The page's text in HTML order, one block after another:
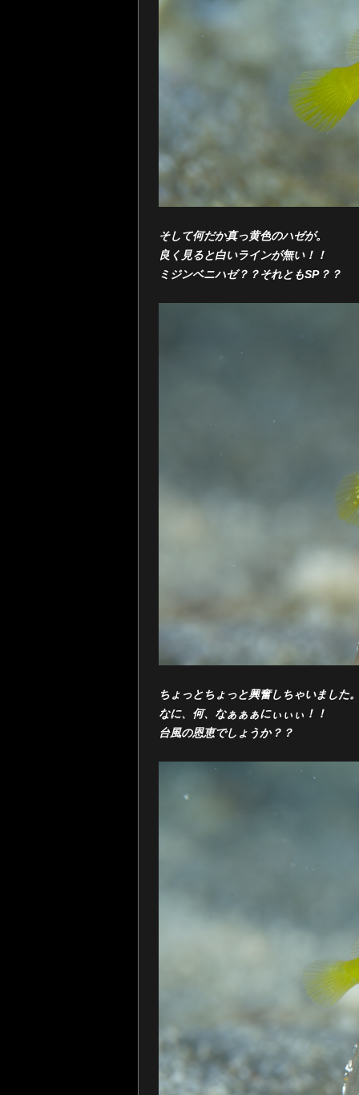
そして何だか真っ黄色のハゼが。
良く見ると白いラインが無い！！
ミジンベニハゼ？？それともSP？？
ちょっとちょっと興奮しちゃいました
なに、何、なぁぁぁにぃぃぃ！！
台風の恩恵でしょうか？？